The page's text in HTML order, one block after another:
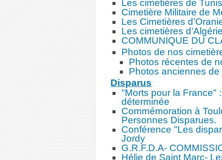
Les cimetières de
Cimetière Militaire de
Les Cimetières
Les cimetières
COMMUNIQUE DU
Photos de nos
Photos récentes de
Photos anciennes
Disparus
"Morts pour la France"
déterminée
Commémoration à
Personnes Disparues.
Conférence "Les
Jordy
G.R.F.D.A-
Hélie de Saint Marc-